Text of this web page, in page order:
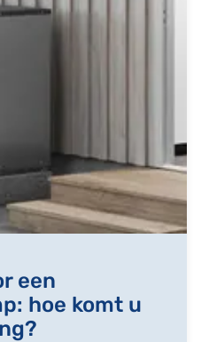
een
hoe komt u